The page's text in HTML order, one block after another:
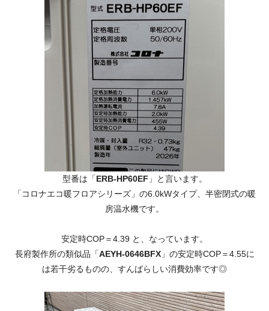
型番は「ERB-HP60EF 」と言います。
「コロナエコ暖フロアシリーズ」の6.0kWタイプ、半密閉式の暖
房温水機です。
安定時COP＝4.39 と、なっています。
長府製作所の類似品「AEYH-0646BFX」の安定時COP＝4.55に
は若干劣るものの、すんばらしい消費効率です◎